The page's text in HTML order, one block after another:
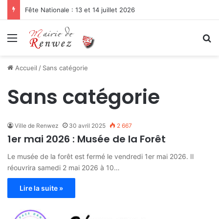
Fête Nationale : 13 et 14 juillet 2026
Menu
Accueil / Sans catégorie
Sans catégorie
Ville de Renwez 30 avril 2025 2 667
1er mai 2026 : Musée de la Forêt
Le musée de la forêt est fermé le vendredi 1er mai 2026. Il
réouvrira samedi 2 mai 2026 à 10…
Lire la suite »